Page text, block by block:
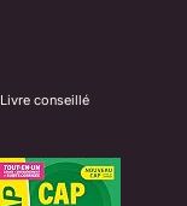
Livre conseillé